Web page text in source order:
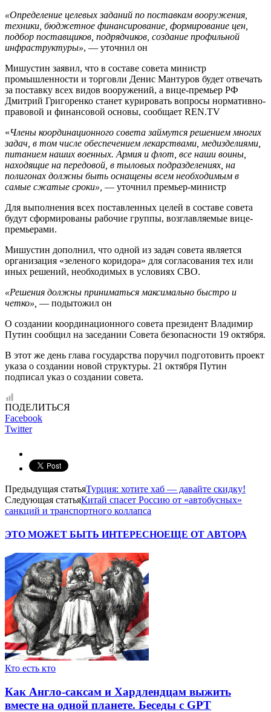
«Определение целевых заданий по поставкам вооружения,
техники, бюджетное финансирование, формирование цен,
подбор поставщиков, подрядчиков, создание профильной
инфраструктуры», — уточнил он
Мишустин заявил, что в составе совета министр
промышленности и торговли Денис Мантуров будет отвечать
за поставку всех видов вооружений, а вице-премьер РФ
Дмитрий Григоренко станет курировать вопросы нормативно-
правовой и финансовой основы, сообщает REN.TV
«Члены координационного совета займутся решением многих
задач, в том числе обеспечением лекарствами, медизделиями,
питанием наших военных. Армия и флот, все наши воины,
находящие на передовой, в тыловых подразделениях, на
полигонах должны быть оснащены всем необходимым в
самые сжатые сроки», — уточнил премьер-министр
Для выполнения всех поставленных целей в составе совета
будут сформированы рабочие группы, возглавляемые вице-
премьерами.
Мишустин дополнил, что одной из задач совета является
организация «зеленого коридора» для согласования тех или
иных решений, необходимых в условиях СВО.
«Решения должны приниматься максимально быстро и
четко», — подытожил он
О создании координационного совета президент Владимир
Путин сообщил на заседании Совета безопасности 19 октября.
В этот же день глава государства поручил подготовить проект
указа о создании новой структуры. 21 октября Путин
подписал указ о создании совета.
ПОДЕЛИТЬСЯ
Facebook
Twitter
Предыдущая статьяТурция: хотите хаб — давайте скидку!
Следующая статьяКитай спасет Россию от «автобусных»
санкций и транспортного коллапса
ЭТО МОЖЕТ БЫТЬ ИНТЕРЕСНОЕЩЕ ОТ АВТОРА
Кто есть кто
Как Англо-саксам и Хардлендцам выжить
вместе на одной планете. Беседы с GPT